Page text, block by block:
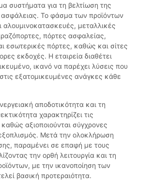
συστήματα για τη βελτίωση της
Το φάσμα των προϊόντων
αλουμινοκατασκευές, μεταλλικές
πόρτες ασφαλείας,
εσωτερικές πόρτες, καθώς και σίτες
εκδοχές. Η εταιρεία διαθέτει
ικανό να παρέχει λύσεις που
εξατομικευμένες ανάγκες κάθε
αποδοτικότητα και τη
χαρακτηρίζει τις
αξιοποιούνται σύγχρονες
Μετά την ολοκλήρωση
παραμένει σε επαφή με τους
την ορθή λειτουργία και τη
με την ικανοποίηση των
βασική προτεραιότητα.